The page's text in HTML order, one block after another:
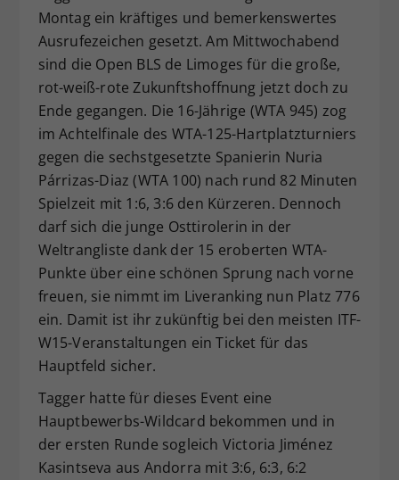
Montag ein kräftiges und bemerkenswertes
Ausrufezeichen gesetzt. Am Mittwochabend
sind die Open BLS de Limoges für die große,
rot-weiß-rote Zukunftshoffnung jetzt doch zu
Ende gegangen. Die 16-Jährige (WTA 945) zog
im Achtelfinale des WTA-125-Hartplatzturniers
gegen die sechstgesetzte Spanierin Nuria
Párrizas-Diaz (WTA 100) nach rund 82 Minuten
Spielzeit mit 1:6, 3:6 den Kürzeren. Dennoch
darf sich die junge Osttirolerin in der
Weltrangliste dank der 15 eroberten WTA-
Punkte über eine schönen Sprung nach vorne
freuen, sie nimmt im Liveranking nun Platz 776
ein. Damit ist ihr zukünftig bei den meisten ITF-
W15-Veranstaltungen ein Ticket für das
Hauptfeld sicher.
Tagger hatte für dieses Event eine
Hauptbewerbs-Wildcard bekommen und in
der ersten Runde sogleich Victoria Jiménez
Kasintseva aus Andorra mit 3:6, 6:3, 6:2
Zweck
Dieser Wert speichert Ihre Consent-
Einstellungen. Unter anderem eine
zufällig generierte ID, für die
historische Speicherung Ihrer
vorgenommen Einstellungen, falls der
Webseiten-Betreiber dies eingestellt
hat.